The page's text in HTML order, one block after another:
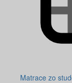
Matrace zo